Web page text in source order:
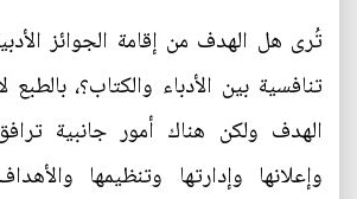
تُرى هل الهدف من إقامة الجوائز
تنافسية بين الأدباء والكتاب؟،
الهدف ولكن هناك أمور جانبية
وإعلانها وإدارتها وتنظيمها